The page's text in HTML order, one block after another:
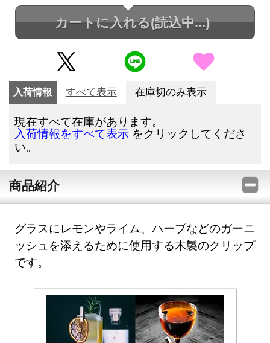
カートに入れる(読込中...)
入荷情報 すべて表示 在庫切のみ表示
現在すべて在庫があります。
入荷情報をすべて表示 をクリックしてくださ
い。
商品紹介
グラスにレモンやライム、ハーブなどのガーニ
ッシュを添えるために使用する木製のクリップ
です。